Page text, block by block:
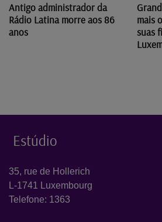
Antigo administrador da
Rádio Latina morre aos 86
anos
mais
suas
Estúdio
35, rue de Hollerich
L-1741 Luxembourg
Telefone: 1363